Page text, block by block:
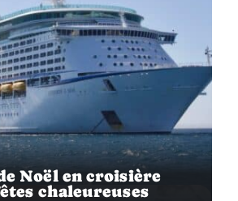
Noël en croisière
chaleureuses